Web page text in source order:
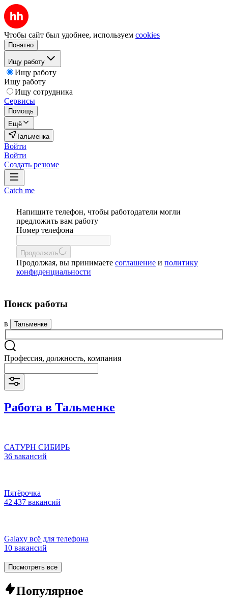
Чтобы сайт был удобнее, используем cookies
Понятно
Ищу работу
Ищу работу
Ищу работу
Ищу сотрудника
Сервисы
Помощь
Ещё
Тальменка
Войти
Войти
Создать резюме
Catch me
Напишите телефон, чтобы работодатели могли
предложить вам работу
Номер телефона
Продолжить
Продолжая, вы принимаете соглашение и политику
конфиденциальности
Поиск работы
в Тальменке
Профессия, должность, компания
Работа в Тальменке
САТУРН СИБИРЬ
36 вакансий
Пятёрочка
42 437 вакансий
Galaxy всё для телефона
10 вакансий
Посмотреть все
Популярное